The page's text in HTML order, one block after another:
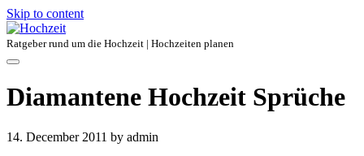
Skip to content
Ratgeber rund um die Hochzeit | Hochzeiten planen
Diamantene Hochzeit Sprüche
14. December 2011 by admin